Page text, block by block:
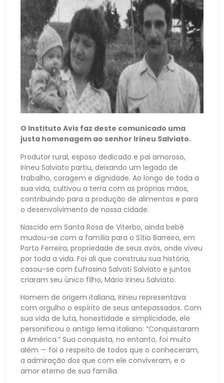
O Instituto Avis faz deste comunicado uma
justa homenagem ao senhor Irineu Salviato.
Produtor rural, esposo dedicado e pai amoroso,
Irineu Salviato partiu, deixando um legado de
trabalho, coragem e dignidade. Ao longo de toda a
sua vida, cultivou a terra com as próprias mãos,
contribuindo para a produção de alimentos e para
o desenvolvimento de nossa cidade.
Nascido em Santa Rosa de Viterbo, ainda bebê
mudou-se com a família para o Sítio Barreiro, em
Porto Ferreira, propriedade de seus avós, onde viveu
por toda a vida. Foi ali que construiu sua história,
casou-se com Eufrosina Salvati Salviato e juntos
criaram seu único filho, Mário Irineu Salviato.
Homem de origem italiana, Irineu representava
com orgulho o espírito de seus antepassados. Com
sua vida de luta, honestidade e simplicidade, ele
personificou o antigo lema italiano: “Conquistaram
a América.” Sua conquista, no entanto, foi muito
além — foi o respeito de todos que o conheceram,
a admiração dos que com ele conviveram, e o
amor eterno de sua família.